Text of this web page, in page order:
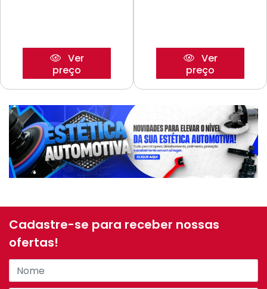
Ver
preço
Ver
preço
Cadastre-se para receber nossas
ofertas!